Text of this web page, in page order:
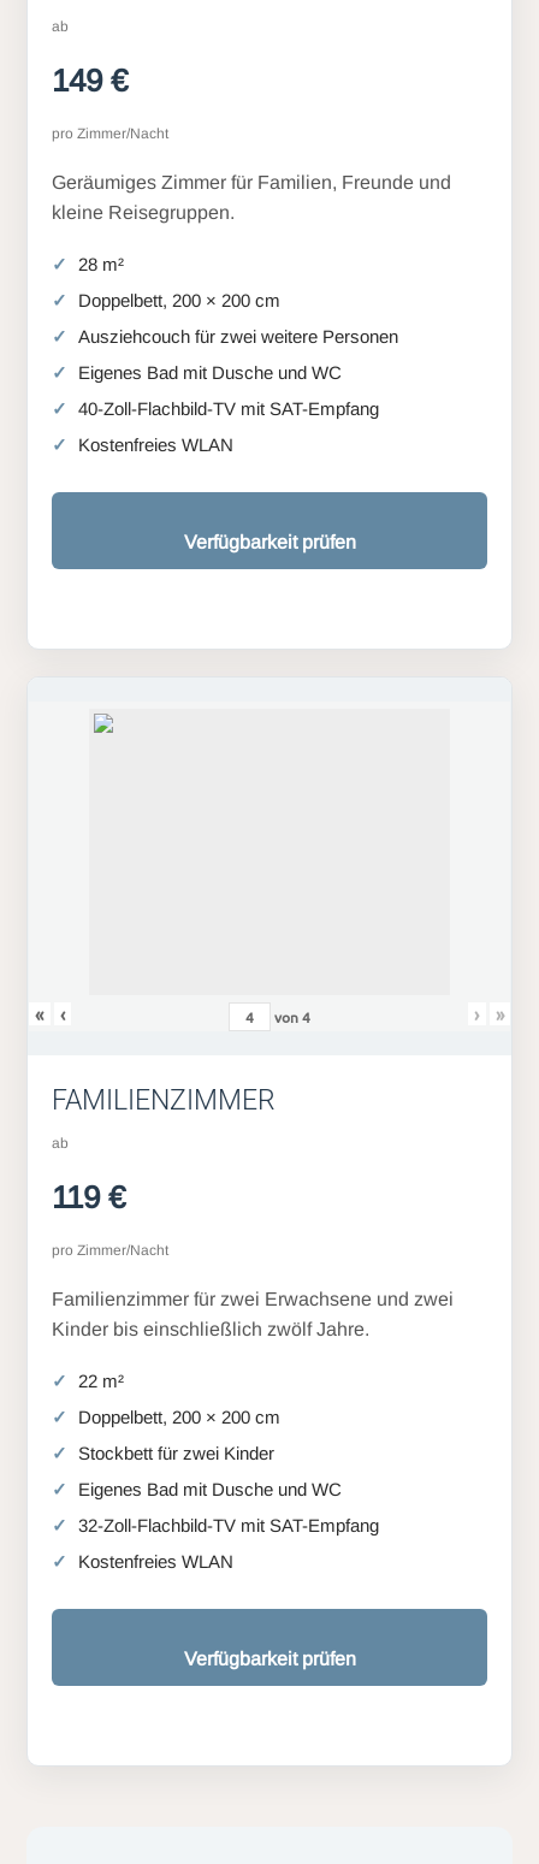
ab
149 €
pro Zimmer/Nacht
Geräumiges Zimmer für Familien, Freunde und
kleine Reisegruppen.
28 m²
Doppelbett, 200 × 200 cm
Ausziehcouch für zwei weitere Personen
Eigenes Bad mit Dusche und WC
40-Zoll-Flachbild-TV mit SAT-Empfang
Kostenfreies WLAN
Verfügbarkeit prüfen
« ‹ von4 › »
FAMILIENZIMMER
ab
119 €
pro Zimmer/Nacht
Familienzimmer für zwei Erwachsene und zwei
Kinder bis einschließlich zwölf Jahre.
22 m²
Doppelbett, 200 × 200 cm
Stockbett für zwei Kinder
Eigenes Bad mit Dusche und WC
32-Zoll-Flachbild-TV mit SAT-Empfang
Kostenfreies WLAN
Verfügbarkeit prüfen